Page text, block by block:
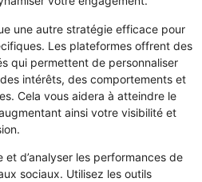
une autre stratégie efficace pour
Les plateformes offrent des
qui permettent de personnaliser
intérêts, des comportements et
Cela vous aidera à atteindre le
ainsi votre visibilité et
et d’analyser les performances de
sociaux. Utilisez les outils